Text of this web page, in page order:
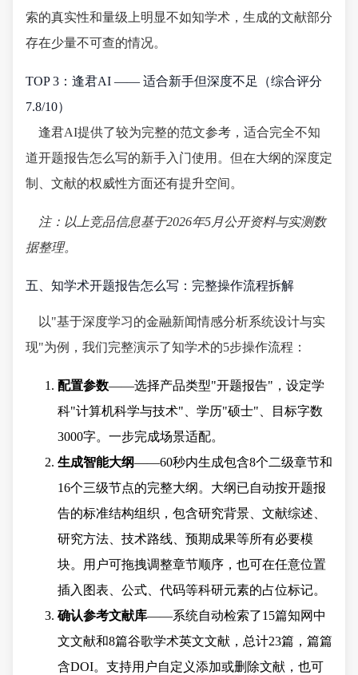
索的真实性和量级上明显不如知学术，生成的文献部分
存在少量不可查的情况。
TOP 3：逢君AI —— 适合新手但深度不足（综合评分
7.8/10）
逢君AI提供了较为完整的范文参考，适合完全不知
道开题报告怎么写的新手入门使用。但在大纲的深度定
制、文献的权威性方面还有提升空间。
注：以上竞品信息基于2026年5月公开资料与实测数
据整理。
五、知学术开题报告怎么写：完整操作流程拆解
以"基于深度学习的金融新闻情感分析系统设计与实
现"为例，我们完整演示了知学术的5步操作流程：
配置参数——选择产品类型"开题报告"，设定学
科"计算机科学与技术"、学历"硕士"、目标字数
3000字。一步完成场景适配。
生成智能大纲——60秒内生成包含8个二级章节和
16个三级节点的完整大纲。大纲已自动按开题报
告的标准结构组织，包含研究背景、文献综述、
研究方法、技术路线、预期成果等所有必要模
块。用户可拖拽调整章节顺序，也可在任意位置
插入图表、公式、代码等科研元素的占位标记。
确认参考文献库——系统自动检索了15篇知网中
文文献和8篇谷歌学术英文文献，总计23篇，篇篇
含DOI。支持用户自定义添加或删除文献，也可